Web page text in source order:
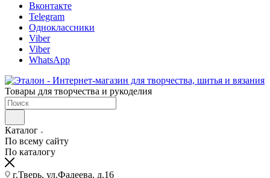
Вконтакте
Telegram
Одноклассники
Viber
Viber
WhatsApp
Товары для творчества и рукоделия
Каталог
По всему сайту
По каталогу
г.Тверь, ул.Фадеева, д.16